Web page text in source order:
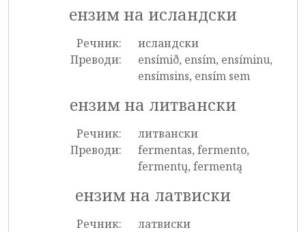
ензим на исландски
Речник:
исландски
Преводи:
ensímið, ensím, ensíminu,
ensímsins, ensím sem
ензим на литвански
Речник:
литвански
Преводи:
fermentas, fermento,
fermentų, fermentą
ензим на латвиски
Речник:
латвиски